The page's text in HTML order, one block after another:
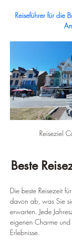
Reiseführer für die
Reiseziel
Beste
Die beste Reisezeit
davon ab, was Sie
erwarten. Jede
eigenen Charme
Erlebnisse.